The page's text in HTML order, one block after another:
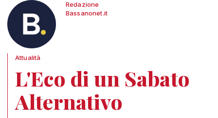
Redazione
Bassanonet.it
Attualità
L'Eco di un Sabato
Alternativo